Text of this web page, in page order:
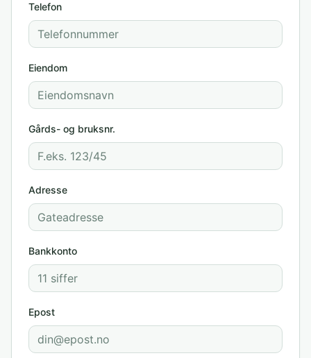
Telefon
Eiendom
Gårds- og bruksnr.
Adresse
Bankkonto
Epost